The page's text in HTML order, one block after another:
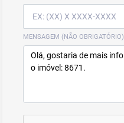
MENSAGEM (NÃO OBRIGATÓRIO)